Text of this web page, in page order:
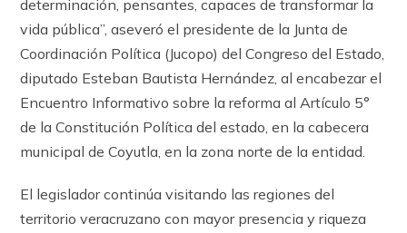
determinación, pensantes, capaces de transformar la
vida pública”, aseveró el presidente de la Junta de
Coordinación Política (Jucopo) del Congreso del Estado,
diputado Esteban Bautista Hernández, al encabezar el
Encuentro Informativo sobre la reforma al Artículo 5°
de la Constitución Política del estado, en la cabecera
municipal de Coyutla, en la zona norte de la entidad.
El legislador continúa visitando las regiones del
territorio veracruzano con mayor presencia y riqueza